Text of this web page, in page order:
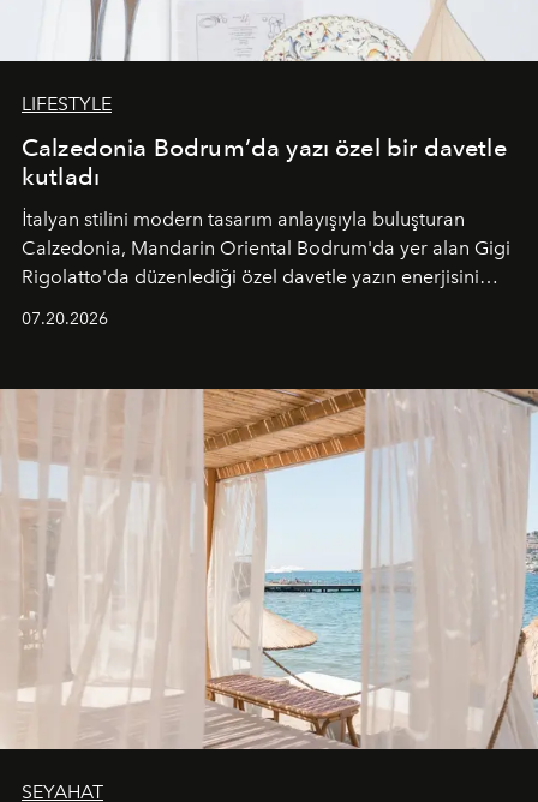
LIFESTYLE
Calzedonia Bodrum’da yazı özel bir davetle
kutladı
İtalyan stilini modern tasarım anlayışıyla buluşturan
Calzedonia, Mandarin Oriental Bodrum'da yer alan Gigi
Rigolatto'da düzenlediği özel davetle yazın enerjisini
07.20.2026
SEYAHAT